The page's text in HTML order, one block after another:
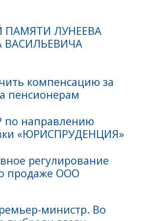
ПАМЯТИ ЛУНЕЕВА
ВАСИЛЬЕВИЧА
компенсацию за
пенсионерам
по направлению
«ЮРИСПРУДЕНЦИЯ»
регулирование
продаже ООО
министр. Во